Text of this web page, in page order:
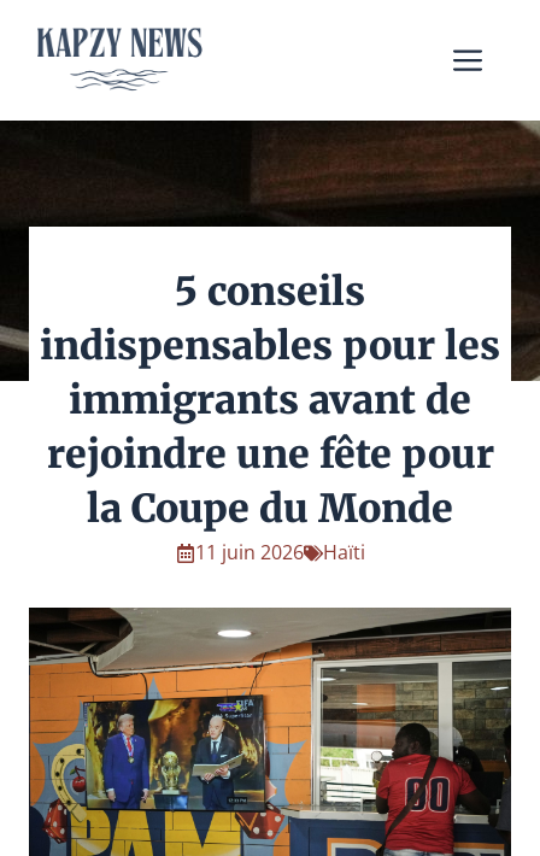
contenu
5 conseils
indispensables pour les
immigrants avant de
rejoindre une fête pour
la Coupe du Monde
11 juin 2026 Haïti